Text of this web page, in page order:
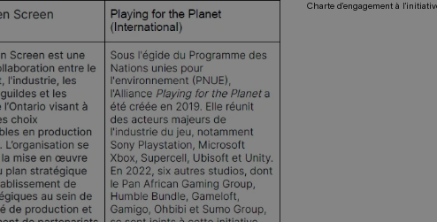
Charte d'engagement à